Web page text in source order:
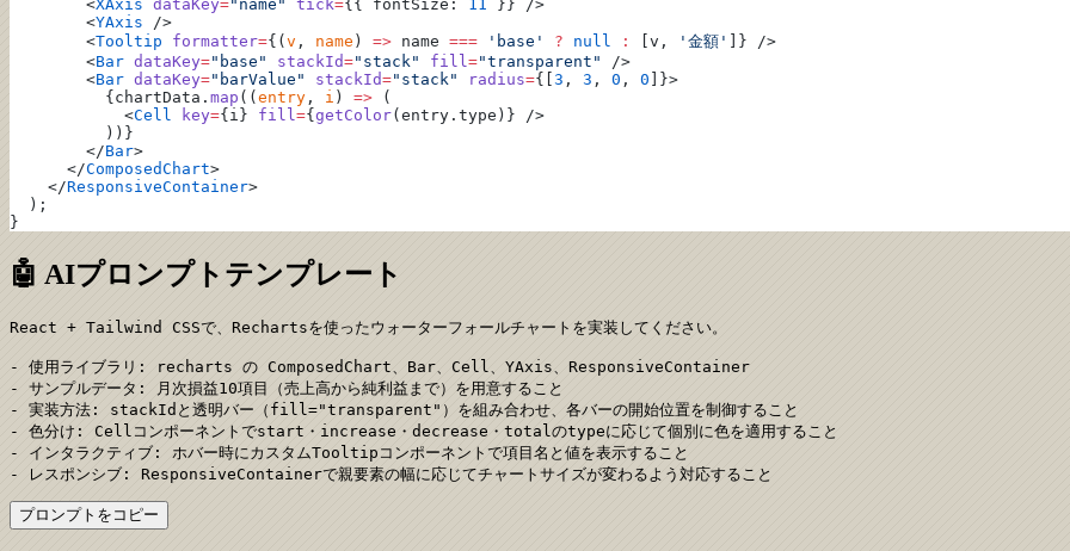
        <
XAxis dataKey="name" tick={{ fontSize: 11
}} />
        <
YAxis />
        <
Tooltip formatter={(v , name ) => name === 'base' ? null : [v, '金額' ]} />
        <
Bar dataKey="base" stackId="stack" fill ="transparent"
/>
        <
Bar dataKey="barValue" stackId="stack" radius={[3 , 3 , 0 , 0 ]}>
          {chartData.
map ((entry , i ) => (
            <
Cell key={i} fill ={getColor(entry.type)} />
          ))}
        </
Bar>
      </
ComposedChart>
    </
ResponsiveContainer>
  );
}
🤖 AIプロンプトテンプレート
React + Tailwind CSSで、Rechartsを使ったウォーターフォールチャートを実装してください。
- 使用ライブラリ: recharts の ComposedChart、Bar、Cell、YAxis、ResponsiveContainer
- サンプルデータ: 月次損益10項目（売上高から純利益まで）を用意すること
- 実装方法: stackIdと透明バー（fill="transparent"）を組み合わせ、各バーの開始位置を制御すること
- 色分け: Cellコンポーネントでstart・increase・decrease・totalのtypeに応じて個別に色を適用すること
- インタラクティブ: ホバー時にカスタムTooltipコンポーネントで項目名と値を表示すること
- レスポンシブ: ResponsiveContainerで親要素の幅に応じてチャートサイズが変わるよう対応すること
プロンプトをコピー